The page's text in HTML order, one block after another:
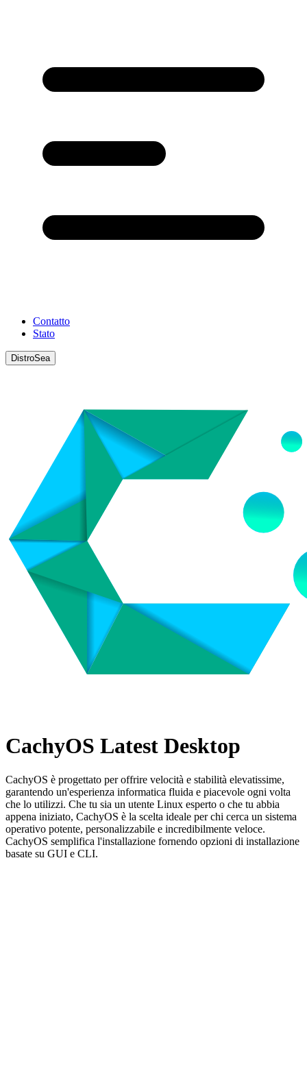
Contatto
Stato
DistroSea
CachyOS Latest Desktop
CachyOS è progettato per offrire velocità e stabilità elevatissime,
garantendo un'esperienza informatica fluida e piacevole ogni volta
che lo utilizzi. Che tu sia un utente Linux esperto o che tu abbia
appena iniziato, CachyOS è la scelta ideale per chi cerca un sistema
operativo potente, personalizzabile e incredibilmente veloce.
CachyOS semplifica l'installazione fornendo opzioni di installazione
basate su GUI e CLI.